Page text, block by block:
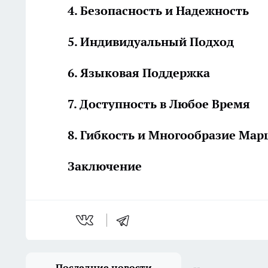
4. Безопасность и Надежность
5. Индивидуальный Подход
6. Языковая Поддержка
7. Доступность в Любое Время
8. Гибкость и Многообразие
Заключение